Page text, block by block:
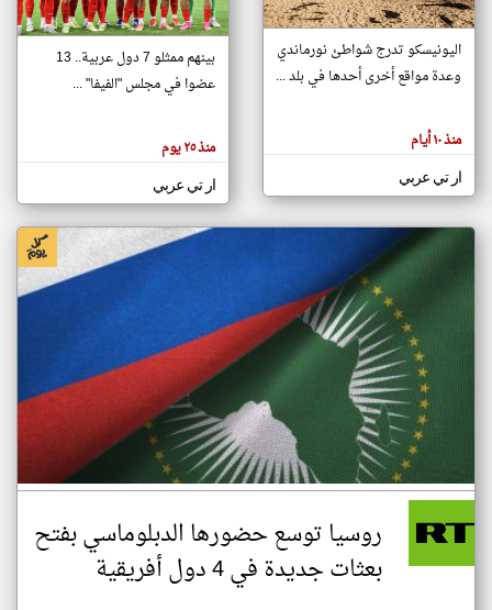
تغيير الدولة
اخبار جزر القمر على مدار الساعة
أهم اخبار جزر القمر العاجلة والمباشرة
هنا عن
وجهة
كاتبيها.
اليونيسكو تدرج شواطئ نورماندي
وعدة مواقع أخرى أحدها في بلد ...
منذ ١٠ أيام
ار تي عربي
بينهم ممثلو 7 دول عربية.. 13
عضوا في مجلس "الفيفا" ...
منذ ٢٥ يوم
ار تي عربي
روسيا توسع حضورها الدبلوماسي بفتح
بعثات جديدة في 4 دول أفريقية
klyoum.com